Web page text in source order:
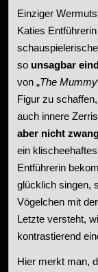
Einziger
Katies
so unsagbar
von „The Mummy
Figur zu
auch innere
aber nicht
ein
Entführerin
glücklich singen,
Vögelchen mit
Letzte versteht,
kontrastierend
Hier merkt man,